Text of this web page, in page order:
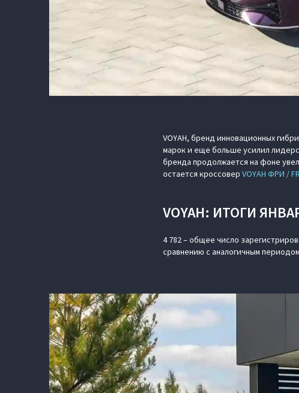
VOYAH, бренд инновационных
марок и еще больше усилил
бренда продолжается на фоне
остается кроссовер VOYAH ФРИ /
VOYAH: ИТОГИ
4 782 – общее число
сравнению с аналогичным